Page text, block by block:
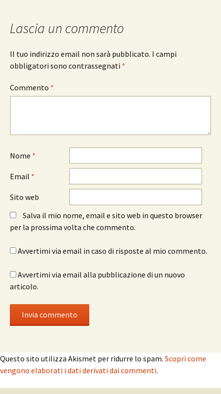
Lascia un commento
Il tuo indirizzo email non sarà pubblicato. I campi
obbligatori sono contrassegnati *
Commento *
Nome *
Email *
Sito web
Salva il mio nome, email e sito web in questo browser
per la prossima volta che commento.
Avvertimi via email in caso di risposte al mio commento.
Avvertimi via email alla pubblicazione di un nuovo
articolo.
Questo sito utilizza Akismet per ridurre lo spam. Scopri come
vengono elaborati i dati derivati dai commenti.